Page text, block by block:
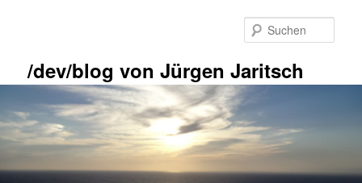
/dev/blog von Jürgen Jaritsch